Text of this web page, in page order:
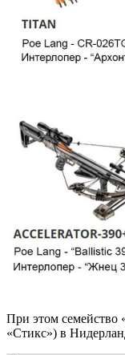
При этом
«Стикс») в